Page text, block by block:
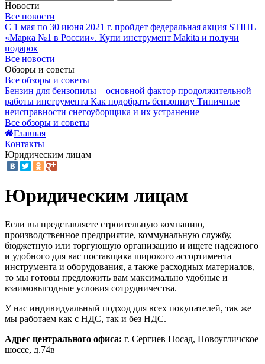
Новости
Все новости
С 1 мая по 30 июня 2021 г. пройдет федеральная акция STIHL
«Марка №1 в России». Купи инструмент Makita и получи
подарок
Все новости
Обзоры и советы
Все обзоры и советы
Бензин для бензопилы – основной фактор продолжительной
работы инструмента Как подобрать бензопилу Типичные
неисправности снегоуборщика и их устранение
Все обзоры и советы
Главная
Контакты
Юридическим лицам
Юридическим лицам
Если вы представляете строительную компанию,
производственное предприятие, коммунальную службу,
бюджетную или торгующую организацию и ищете надежного
и удобного для вас поставщика широкого ассортимента
инструмента и оборудования, а также расходных материалов,
то мы готовы предложить вам максимально удобные и
взаимовыгодные условия сотрудничества.
У нас индивидуальный подход для всех покупателей, так же
мы работаем как с НДС, так и без НДС.
Адрес центрального офиса: г. Сергиев Посад, Новоугличское
шоссе, д.74в